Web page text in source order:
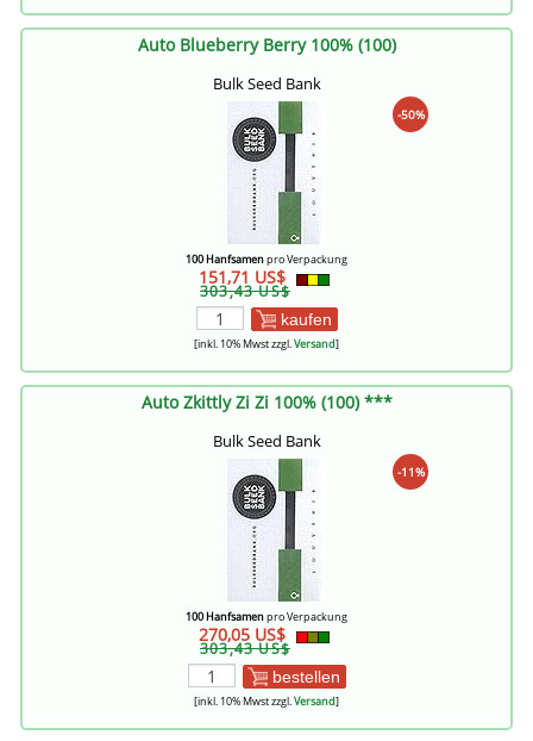
Auto Blueberry Berry 100% (100)
Bulk Seed Bank
-50%
100 Hanfsamenpro Verpackung
151,71 US$
303,43 US$
kaufen
[inkl. 10% Mwst zzgl.Versand]
Auto Zkittly Zi Zi 100% (100) ***
Bulk Seed Bank
-11%
100 Hanfsamenpro Verpackung
270,05 US$
303,43 US$
bestellen
[inkl. 10% Mwst zzgl.Versand]